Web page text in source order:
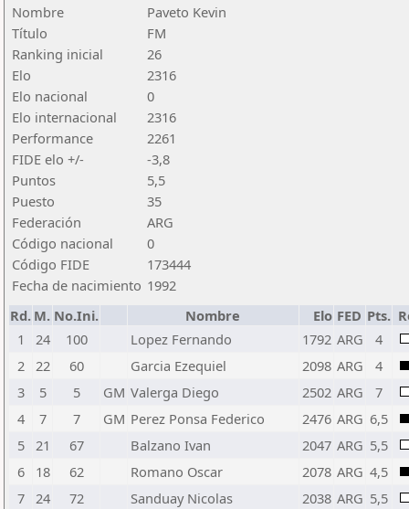
Nombre
Paveto Kevin
Título
FM
Ranking inicial
26
Elo
2316
Elo nacional
0
Elo internacional
2316
Performance
2261
FIDE elo +/-
-3,8
Puntos
5,5
Puesto
35
Federación
ARG
Código nacional
0
Código FIDE
173444
Fecha de nacimiento 1992
Rd. M. No.Ini. Nombre Elo FED Pts.
1
24 100 Lopez Fernando 1792 ARG
4
2 22 60 Garcia Ezequiel 2098 ARG
4
3
5 5 GM Valerga Diego 2502 ARG
7
4
7 7 GM Perez Ponsa Federico 2476 ARG 6,5
5 21 67 Balzano Ivan 2047 ARG 5,5
6
18 62 Romano Oscar 2078 ARG 4,5
7 24 72 Sanduay Nicolas 2038 ARG 5,5